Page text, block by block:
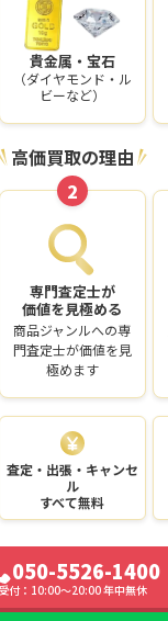
貴金属・宝石
（ダイヤモンド・ル
ビーなど）
高価買取の理由
2
専門査定士が
価値を見極める
商品ジャンルへの専
門査定士が価値を見
極めます
査定・出張・キャンセ
ル
すべて無料
050-5526-1400
受付：10:00〜20:00 年中無休